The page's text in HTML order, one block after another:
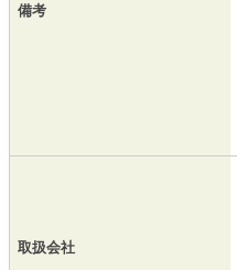
備考
取扱会社